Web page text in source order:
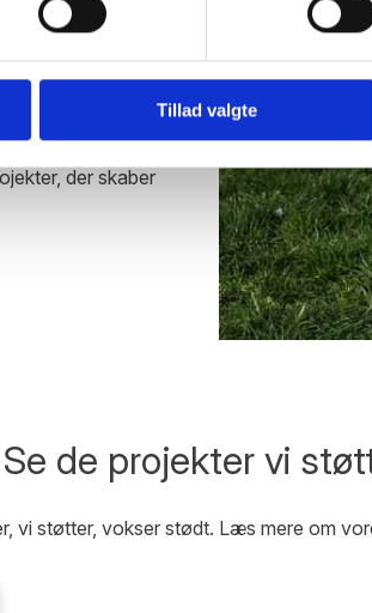
Tillad valgte
og omsorg.
styrket deres
der har mest brug
der skaber
Se de projekter vi
vi støtter, vokser stødt. Læs mere om